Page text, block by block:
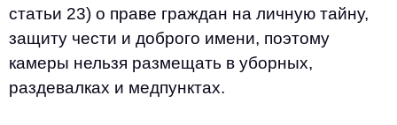
статьи 23) о праве граждан на личную тайну,
защиту чести и доброго имени, поэтому
камеры нельзя размещать в уборных,
раздевалках и медпунктах.